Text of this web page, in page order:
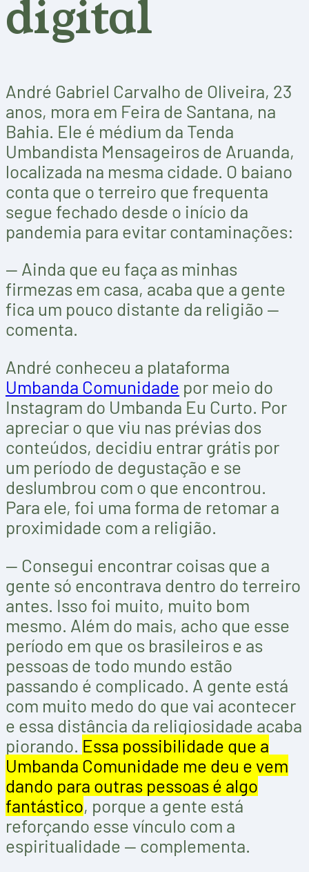
digital
André Gabriel Carvalho de Oliveira, 23
anos, mora em Feira de Santana, na
Bahia. Ele é médium da Tenda
Umbandista Mensageiros de Aruanda,
localizada na mesma cidade. O baiano
conta que o terreiro que frequenta
segue fechado desde o início da
pandemia para evitar contaminações:
— Ainda que eu faça as minhas
firmezas em casa, acaba que a gente
fica um pouco distante da religião —
comenta.
André conheceu a plataforma
Umbanda Comunidade por meio do
Instagram do Umbanda Eu Curto. Por
apreciar o que viu nas prévias dos
conteúdos, decidiu entrar grátis por
um período de degustação e se
deslumbrou com o que encontrou.
Para ele, foi uma forma de retomar a
proximidade com a religião.
— Consegui encontrar coisas que a
gente só encontrava dentro do terreiro
antes. Isso foi muito, muito bom
mesmo. Além do mais, acho que esse
período em que os brasileiros e as
pessoas de todo mundo estão
passando é complicado. A gente está
com muito medo do que vai acontecer
e essa distância da religiosidade acaba
piorando. Essa possibilidade que a
Umbanda Comunidade me deu e vem
dando para outras pessoas é algo
fantástico, porque a gente está
reforçando esse vínculo com a
espiritualidade — complementa.